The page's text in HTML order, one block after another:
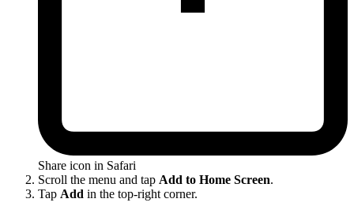
Share icon in Safari
Scroll the menu and tap Add to Home Screen.
Tap Add in the top-right corner.